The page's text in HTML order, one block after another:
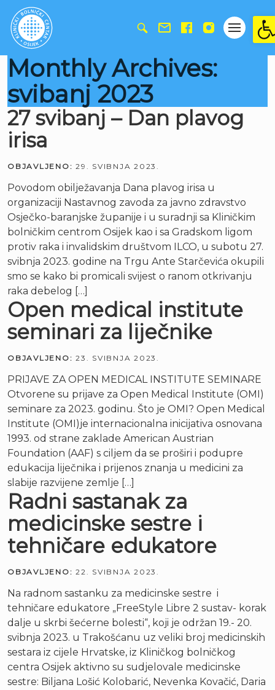
Monthly Archives:
svibanj 2023
27 svibanj – Dan plavog
irisa
OBJAVLJENO: 29. SVIBNJA 2023.
Povodom obilježavanja Dana plavog irisa u
organizaciji Nastavnog zavoda za javno zdravstvo
Osječko-baranjske županije i u suradnji sa Kliničkim
bolničkim centrom Osijek kao i sa Gradskom ligom
protiv raka i invalidskim društvom ILCO, u subotu 27.
svibnja 2023. godine na Trgu Ante Starčevića okupili
smo se kako bi promicali svijest o ranom otkrivanju
raka debelog […]
Open medical institute
seminari za liječnike
OBJAVLJENO: 23. SVIBNJA 2023.
PRIJAVE ZA OPEN MEDICAL INSTITUTE SEMINARE
Otvorene su prijave za Open Medical Institute (OMI)
seminare za 2023. godinu. Što je OMI? Open Medical
Institute (OMI)je internacionalna inicijativa osnovana
1993. od strane zaklade American Austrian
Foundation (AAF) s ciljem da se proširi i podupre
edukacija liječnika i prijenos znanja u medicini za
slabije razvijene zemlje […]
Radni sastanak za
medicinske sestre i
tehničare edukatore
OBJAVLJENO: 22. SVIBNJA 2023.
Na radnom sastanku za medicinske sestre i
tehničare edukatore „FreeStyle Libre 2 sustav- korak
dalje u skrbi šećerne bolesti“, koji je održan 19.- 20.
svibnja 2023. u Trakošćanu uz veliki broj medicinskih
sestara iz cijele Hrvatske, iz Kliničkog bolničkog
centra Osijek aktivno su sudjelovale medicinske
sestre: Biljana Lošić Kolobarić, Nevenka Kovačić, Daria